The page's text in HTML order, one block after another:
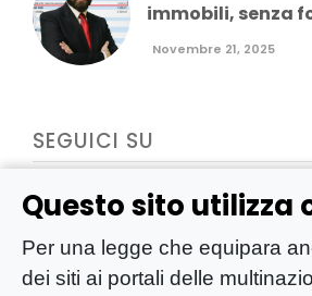
Questo sito utilizza
Per una legge che equipara
dei siti ai portali delle
immobili, senza
Novembre 21, 2025
SEGUICI SU